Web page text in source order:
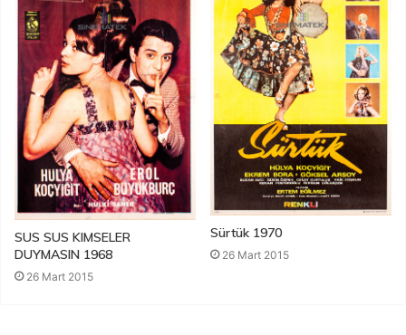
SUS SUS KIMSELER
DUYMASIN 1968
26 Mart 2015
Sürtük 1970
26 Mart 2015